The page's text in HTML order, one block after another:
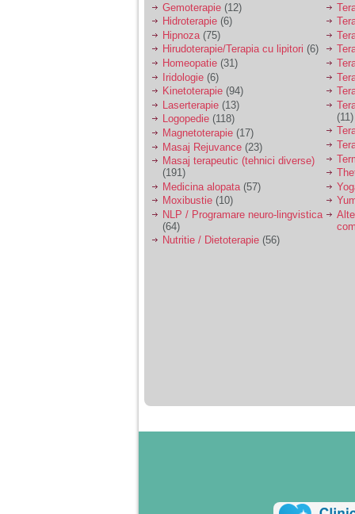
Gemoterapie (12)
Hidroterapie (6)
Hipnoza (75)
Hirudoterapie/Terapia cu lipitori (6)
Homeopatie (31)
Iridologie (6)
Kinetoterapie (94)
Laserterapie (13)
Logopedie (118)
Magnetoterapie (17)
Masaj Rejuvance (23)
Masaj terapeutic (tehnici diverse)
(191)
Medicina alopata (57)
Moxibustie (10)
NLP / Programare neuro-lingvistica
(64)
Nutritie / Dietoterapie (56)
(11)